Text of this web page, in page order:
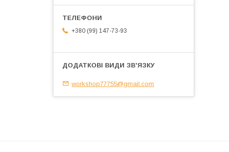
+380 (99) 147-73-93
workshop77755@gmail.com